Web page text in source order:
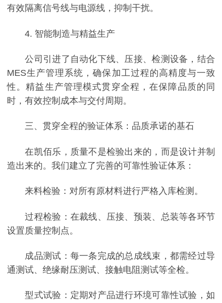
有效隔离信号线与电源线，抑制干扰。
4. 智能制造与精益生产
公司引进了自动化下线、压接、检测设备，结合
MES生产管理系统，确保加工过程的高精度与一致
性。精益生产管理模式贯穿全程，在保障品质的同
时，有效控制成本与交付周期。
三、贯穿全程的验证体系：品质承诺的基石
在凯佰乐，质量不是检验出来的，而是设计并制
造出来的。我们建立了完善的可靠性验证体系：
来料检验：对所有原材料进行严格入库检测。
过程检验：在裁线、压接、预装、总装等各环节
设置质量控制点。
成品测试：每一条完成的总成线束，都需经过导
通测试、绝缘耐压测试、接触电阻测试等全检。
型式试验：定期对产品进行环境可靠性试验，如